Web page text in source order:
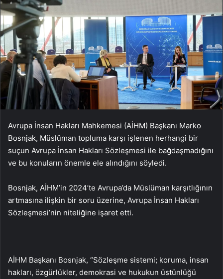
Avrupa İnsan Hakları Mahkemesi (AİHM) Başkanı Marko
Bosnjak, Müslüman topluma karşı işlenen herhangi bir
suçun Avrupa İnsan Hakları Sözleşmesi ile bağdaşmadığını
ve bu konuların önemle ele alındığını söyledi.
Bosnjak, AİHM’in 2024’te Avrupa’da Müslüman karşıtlığının
artmasına ilişkin bir soru üzerine, Avrupa İnsan Hakları
Sözleşmesi’nin niteliğine işaret etti.
AİHM Başkanı Bosnjak, “Sözleşme sistemi; koruma, insan
hakları, özgürlükler, demokrasi ve hukukun üstünlüğü